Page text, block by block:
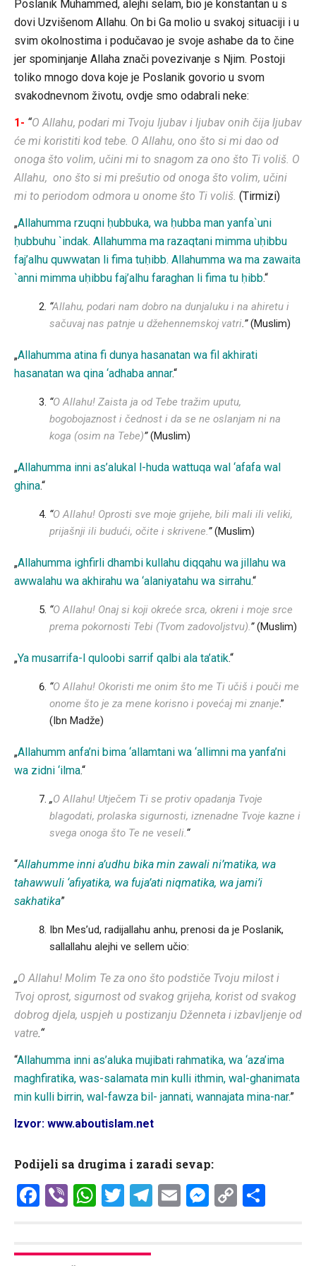
Poslanik Muhammed, alejhi selam, bio je konstantan u s
dovi Uzvišenom Allahu. On bi Ga molio u svakoj situaciji i u
svim okolnostima i podučavao je svoje ashabe da to čine
jer spominjanje Allaha znači povezivanje s Njim. Postoji
toliko mnogo dova koje je Poslanik govorio u svom
svakodnevnom životu, ovdje smo odabrali neke:
1- “O Allahu, podari mi Tvoju ljubav i ljubav onih čija ljubav
će mi koristiti kod tebe. O Allahu, ono što si mi dao od
onoga što volim, učini mi to snagom za ono što Ti voliš. O
Allahu, ono što si mi prešutio od onoga što volim, učini
mi to periodom odmora u onome što Ti voliš. (Tirmizi)
„Allahumma rzuqni ḥubbuka, wa ḥubba man yanfa`uni
ḥubbuhu `indak. Allahumma ma razaqtani mimma uḥibbu
faj’alhu quwwatan li fima tuḥibb. Allahumma wa ma zawaita
`anni mimma uḥibbu faj’alhu faraghan li fima tu ḥibb.“
“Allahu, podari nam dobro na dunjaluku i na ahiretu i
sačuvaj nas patnje u džehennemskoj vatri.”(Muslim)
„Allahumma atina fi dunya hasanatan wa fil akhirati
hasanatan wa qina ‘adhaba annar.“
“O Allahu! Zaista ja od Tebe tražim uputu,
bogobojaznost i čednost i da se ne oslanjam ni na
koga (osim na Tebe)”(Muslim)
„Allahumma inni as’alukal l-huda wattuqa wal ‘afafa wal
ghina.“
“O Allahu! Oprosti sve moje grijehe, bili mali ili veliki,
prijašnji ili budući, očite i skrivene.”(Muslim)
„Allahumma ighfirli dhambi kullahu diqqahu wa jillahu wa
awwalahu wa akhirahu wa ‘alaniyatahu wa sirrahu.“
“O Allahu! Onaj si koji okreće srca, okreni i moje srce
prema pokornosti Tebi (Tvom zadovoljstvu).”(Muslim)
„Ya musarrifa-l quloobi sarrif qalbi ala ta’atik.“
“O Allahu! Okoristi me onim što me Ti učiš i pouči me
onome što je za mene korisno i povećaj mi znanje.”
(Ibn Madže)
„Allahumm anfa’ni bima ‘allamtani wa ‘allimni ma yanfa’ni
wa zidni ‘ilma.“
„O Allahu! Utječem Ti se protiv opadanja Tvoje
blagodati, prolaska sigurnosti, iznenadne Tvoje kazne i
svega onoga što Te ne veseli.“
“Allahumme inni a’udhu bika min zawali ni’matika, wa
tahawwuli ‘afiyatika, wa fuja’ati niqmatika, wa jami’i
sakhatika”
Ibn Mes’ud, radijallahu anhu, prenosi da je Poslanik,
sallallahu alejhi ve sellem učio:
„O Allahu! Molim Te za ono što podstiče Tvoju milost i
Tvoj oprost, sigurnost od svakog grijeha, korist od svakog
dobrog djela, uspjeh u postizanju Dženneta i izbavljenje od
vatre.“
“Allahumma inni as’aluka mujibati rahmatika, wa ‘aza’ima
maghfiratika, was-salamata min kulli ithmin, wal-ghanimata
min kulli birrin, wal-fawza bil- jannati, wannajata mina-nar.”
Izvor: www.aboutislam.net
Podijeli sa drugima i zaradi sevap:
Facebook
ViberWhatsApp
Twitter
Telegram
EmailCopy